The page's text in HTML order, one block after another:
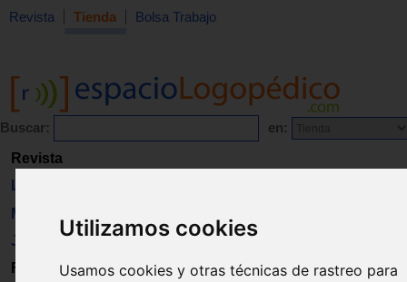
Utilizamos cookies
Usamos cookies y otras técnicas de rastreo para
Revista Tienda Bolsa Trabajo
Buscar: en:
Revista
Libros
Material
Juguetes
Formación